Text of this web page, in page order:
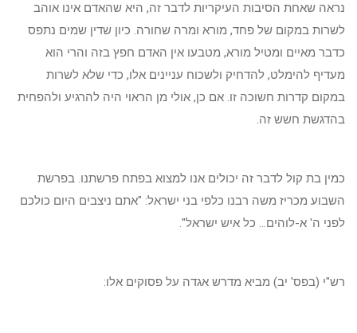
נראה שאחת הסיבות העיקריות לדבר זה, היא שהאדם אינו אוהב
לשרות במקום של פחד, מורא ומרה שחורה. כיון שדין שמים נתפס
כדבר מאיים ומטיל מורא, מטבעו אין האדם חפץ בזה והרי הוא
מעדיף להימלט, להדחיק ולשכוח עניינים אלו, כדי שלא לשרות
במקום קדרות חשוכה זו. אם כן, אולי מן הראוי היה להרגיע ולהפחית
בהדגשת חשש זה.
כמין בת קול לדבר זה יכולים אנו למצוא בפתח פרשתנו. בפרשת
השבוע מכריז משה רבנו כלפי בני ישראל: "אתם ניצבים היום כולכם
לפני ה' א-לוהים... כל איש ישראל".
רש"י (בפס' יב) מביא מדרש אגדה על פסוקים אלו: